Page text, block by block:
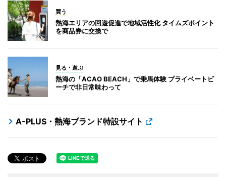
買う
熱海エリアの回遊促進で地域活性化 タイムズポイント
を商品券に交換で
見る・遊ぶ
熱海の「ACAO BEACH」で乗馬体験 プライベートビ
ーチで非日常味わって
A-PLUS・熱海ブランド特設サイト